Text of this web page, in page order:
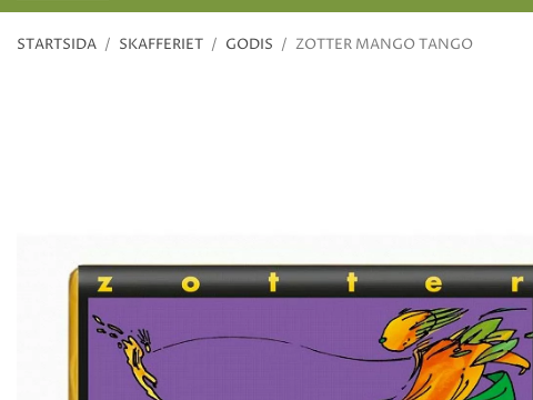
STARTSIDA / SKAFFERIET / GODIS / ZOTTER MANGO TANGO